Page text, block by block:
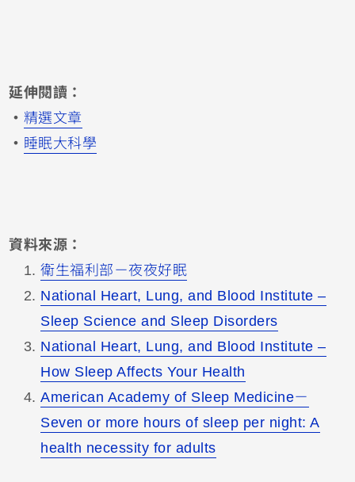
延伸閱讀：
・ 精選文章
・ 睡眠大科學
資料來源：
衛生福利部－夜夜好眠
National Heart, Lung, and Blood Institute –
Sleep Science and Sleep Disorders
National Heart, Lung, and Blood Institute –
How Sleep Affects Your Health
American Academy of Sleep Medicine－
Seven or more hours of sleep per night: A
health necessity for adults